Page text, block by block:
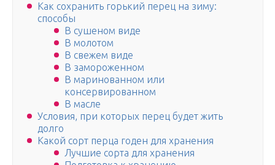
Как сохранить горький перец на зиму:
способы
В сушеном виде
В молотом
В свежем виде
В замороженном
В маринованном или
консервированном
В масле
Условия, при которых перец будет жить
долго
Какой сорт перца годен для хранения
Лучшие сорта для хранения